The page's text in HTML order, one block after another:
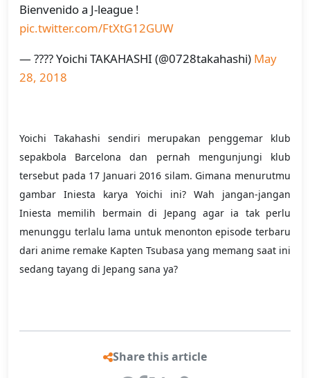
Bienvenido a J-league !
pic.twitter.com/FtXtG12GUW
— ???? Yoichi TAKAHASHI (@0728takahashi) May
28, 2018
Yoichi Takahashi sendiri merupakan penggemar klub
sepakbola Barcelona dan pernah mengunjungi klub
tersebut pada 17 Januari 2016 silam. Gimana menurutmu
gambar Iniesta karya Yoichi ini? Wah jangan-jangan
Iniesta memilih bermain di Jepang agar ia tak perlu
menunggu terlalu lama untuk menonton episode terbaru
dari anime remake Kapten Tsubasa yang memang saat ini
sedang tayang di Jepang sana ya?
Share this article